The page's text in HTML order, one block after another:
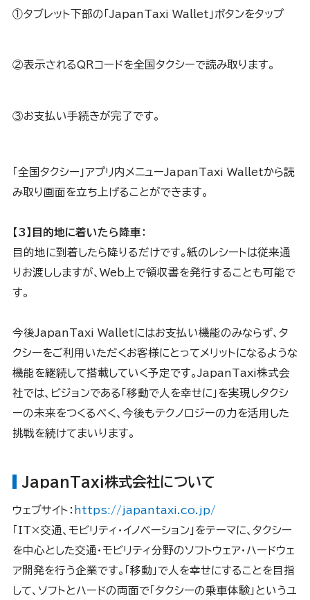
①タブレット下部の「JapanTaxi Wallet」ボタンをタップ
②表示されるQRコードを全国タクシーで読み取ります。
③お支払い手続きが完了です。
「全国タクシー」アプリ内メニューJapanTaxi Walletから読
み取り画面を立ち上げることができます。
【3】目的地に着いたら降車：
目的地に到着したら降りるだけです。紙のレシートは従来通
りお渡ししますが、Web上で領収書を発行することも可能で
す。
今後JapanTaxi Walletにはお支払い機能のみならず、タ
クシーをご利用いただくお客様にとってメリットになるような
機能を継続して搭載していく予定です。JapanTaxi株式会
社では、ビジョンである「移動で人を幸せに」を実現しタクシ
ーの未来をつくるべく、今後もテクノロジーの力を活用した
挑戦を続けてまいります。
JapanTaxi株式会社について
ウェブサイト： https://japantaxi.co.jp/
「IT×交通、モビリティ・イノベーション」をテーマに、タクシー
を中心とした交通・モビリティ分野のソフトウェア・ハードウェ
ア開発を行う企業です。「移動」で人を幸せにすることを目指
して、ソフトとハードの両面で「タクシーの乗車体験」というユ